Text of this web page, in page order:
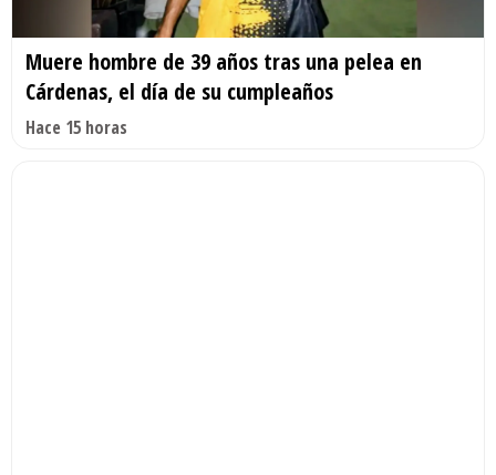
Muere hombre de 39 años tras una pelea en
Cárdenas, el día de su cumpleaños
Hace 15 horas